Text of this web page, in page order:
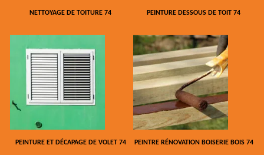
NETTOYAGE DE TOITURE 74 PEINTURE DESSOUS DE TOIT 74
PEINTURE ET DÉCAPAGE DE VOLET 74 PEINTRE RÉNOVATION BOISERIE BOIS 74